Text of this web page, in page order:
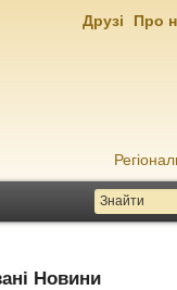
Друзі Про
Новини